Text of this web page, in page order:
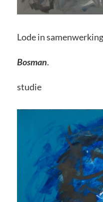
Lode in
Bosman.
studie